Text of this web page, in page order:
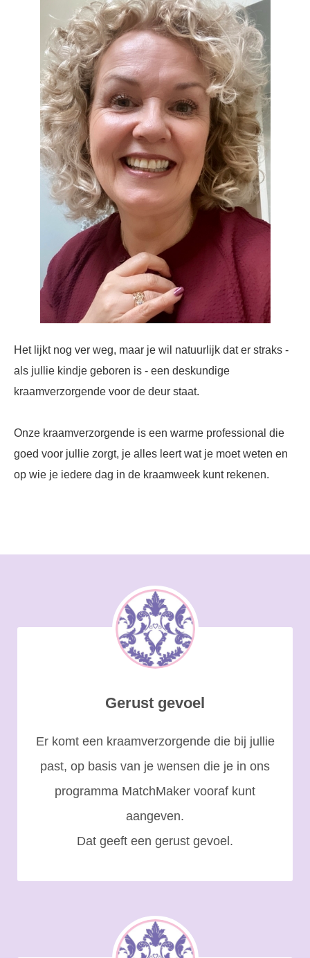
Het lijkt nog ver weg, maar je wil natuurlijk dat er straks -
als jullie kindje geboren is - een deskundige
kraamverzorgende voor de deur staat.
Onze kraamverzorgende is een warme professional die
goed voor jullie zorgt, je alles leert wat je moet weten en
op wie je iedere dag in de kraamweek kunt rekenen.
Gerust gevoel
Er komt een kraamverzorgende die bij jullie
past, op basis van je wensen die je in ons
programma MatchMaker vooraf kunt
aangeven.
Dat geeft een gerust gevoel.